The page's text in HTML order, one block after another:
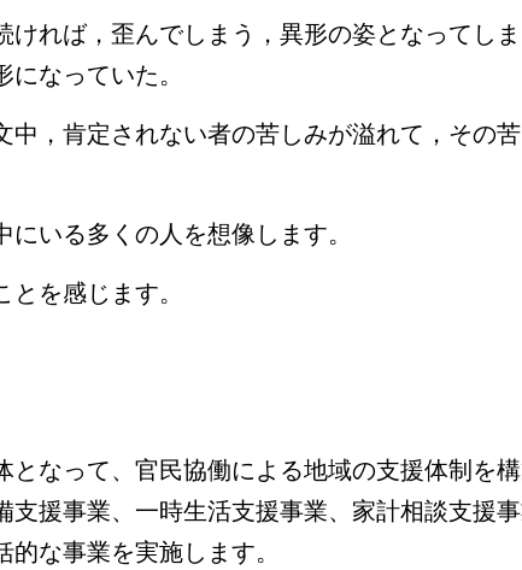
れば，歪んでしまう，異形の姿となってし
なっていた。
，肯定されない者の苦しみが溢れて，その
いる多くの人を想像します。
を感じます。
なって、官民協働による地域の支援体制を
援事業、一時生活支援事業、家計相談支援
な事業を実施します。